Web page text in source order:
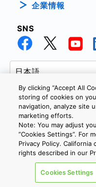
企業情報
SNS
個人情報保護方針
Copyright © 2026 TOSHIBA
By clicking “Accept All
storing of cookies on
navigation, analyze site
marketing efforts.
Note: You may adjust
”Cookies Settings”. For
Privacy Policy. California
rights described in our
Cookies Settings